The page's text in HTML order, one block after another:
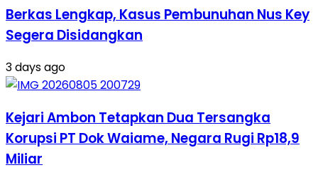
Berkas Lengkap, Kasus Pembunuhan Nus Key
Segera Disidangkan
3 days ago
Kejari Ambon Tetapkan Dua Tersangka
Korupsi PT Dok Waiame, Negara Rugi Rp18,9
Miliar